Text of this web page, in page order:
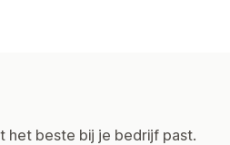
het beste bij je bedrijf past.